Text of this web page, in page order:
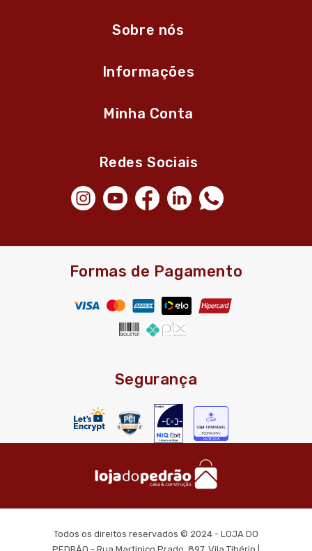
Sobre nós
Informações
Minha Conta
Redes Sociais
Formas de Pagamento
Segurança
Todos os direitos reservados © 2024 - LOJA DO